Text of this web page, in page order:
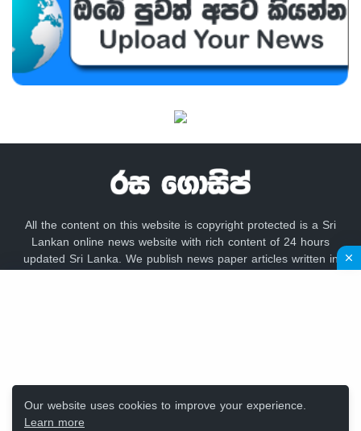
All the content on this website is copyright protected is a Sri
Lankan online news website with rich content of 24 hours
updated Sri Lanka. We publish news paper articles written in
Our website uses cookies to improve your experience.
Learn more